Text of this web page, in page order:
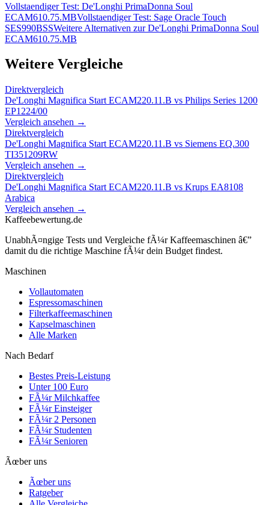
Vollstaendiger Test: De'Longhi PrimaDonna Soul
ECAM610.75.MBVollstaendiger Test: Sage Oracle Touch
SES990BSSWeitere Alternativen zurDe'Longhi PrimaDonna Soul
ECAM610.75.MB
Weitere Vergleiche
Direktvergleich
De'Longhi Magnifica Start ECAM220.11.B vs Philips Series 1200
EP1224/00
Vergleich ansehen →
Direktvergleich
De'Longhi Magnifica Start ECAM220.11.B vs Siemens EQ.300
TI351209RW
Vergleich ansehen →
Direktvergleich
De'Longhi Magnifica Start ECAM220.11.B vs Krups EA8108
Arabica
Vergleich ansehen →
Kaffeebewertung.de
UnabhÃ¤ngige Tests und Vergleiche fÃ¼r Kaffeemaschinen â€”
damit du die richtige Maschine fÃ¼r dein Budget findest.
Maschinen
Vollautomaten
Espressomaschinen
Filterkaffeemaschinen
Kapselmaschinen
Alle Marken
Nach Bedarf
Bestes Preis-Leistung
Unter 100 Euro
FÃ¼r Milchkaffee
FÃ¼r Einsteiger
FÃ¼r 2 Personen
FÃ¼r Studenten
FÃ¼r Senioren
Ãœber uns
Ãœber uns
Ratgeber